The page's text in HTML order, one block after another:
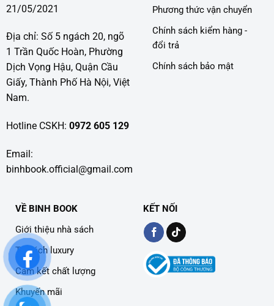
21/05/2021
Địa chỉ: Số 5 ngách 20, ngõ
1 Trần Quốc Hoàn, Phường
Dịch Vọng Hậu, Quận Cầu
Giấy, Thành Phố Hà Nội, Việt
Nam.
Hotline CSKH: 0972 605 129
Email:
binhbook.official@gmail.com
Phương thức vận chuyển
Chính sách kiểm hàng -
đổi trả
Chính sách bảo mật
VỀ BINH BOOK
Giới thiệu nhà sách
Tủ sách luxury
Cam kết chất lượng
Khuyến mãi
KẾT NỐI